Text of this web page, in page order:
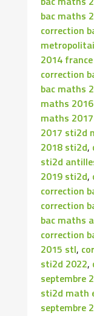
bac maths
correction
2014
correction
bac maths
maths
maths
2017 sti2d
2018 sti2d,
sti2d
2019 sti2d,
correction
correction
bac maths
correction
2015 stl,
sti2d 2022,
septembre
sti2d math
septembre